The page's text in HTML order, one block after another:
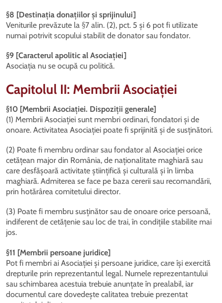
§8 [Destinația donațiilor și sprijinului]
Veniturile prevăzute la §7 alin. (2), pct. 5 și 6 pot fi utilizate
numai potrivit scopului stabilit de donator sau fondator.
§9 [Caracterul apolitic al Asociației]
Asociația nu se ocupă cu politică.
Capitolul II: Membrii Asociației
§10 [Membrii Asociației. Dispoziții generale]
(1) Membrii Asociației sunt membri ordinari, fondatori și de
onoare. Activitatea Asociației poate fi sprijinită și de susținători.
(2) Poate fi membru ordinar sau fondator al Asociației orice
cetățean major din România, de naționalitate maghiară sau
care desfășoară activitate științifică și culturală și în limba
maghiară. Admiterea se face pe baza cererii sau recomandării,
prin hotărârea comitetului director.
(3) Poate fi membru susținător sau de onoare orice persoană,
indiferent de cetățenie sau loc de trai, în condițiile stabilite mai
jos.
§11 [Membrii persoane juridice]
Pot fi membri ai Asociației și persoane juridice, care își exercită
drepturile prin reprezentantul legal. Numele reprezentantului
sau schimbarea acestuia trebuie anunțate în prealabil, iar
documentul care dovedește calitatea trebuie prezentat